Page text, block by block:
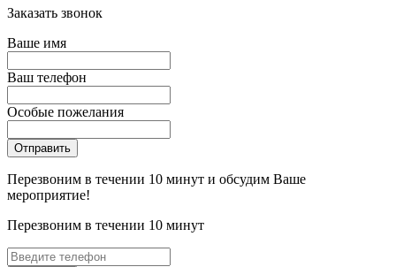
Заказать звонок
Ваше имя
Ваш телефон
Особые пожелания
Перезвоним в течении 10 минут и обсудим Ваше
мероприятие!
Перезвоним в течении 10 минут